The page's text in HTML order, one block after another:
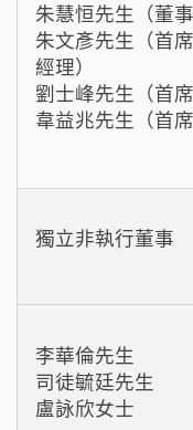
朱慧恒先生（董
朱文彥先生（首
經理）
劉士峰先生（首席
韋益兆先生（首席
獨立非執行董事
李華倫先生
司徒毓廷先生
盧詠欣女士